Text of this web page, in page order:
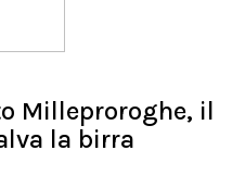
Milleproroghe, il
la birra